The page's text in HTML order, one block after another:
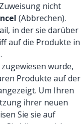
nicht
(Abbrechen).
in der sie darüber
auf die Produkte in
wurde,
Produkte auf der
Um Ihren
ihrer neuen
Sie sie auf